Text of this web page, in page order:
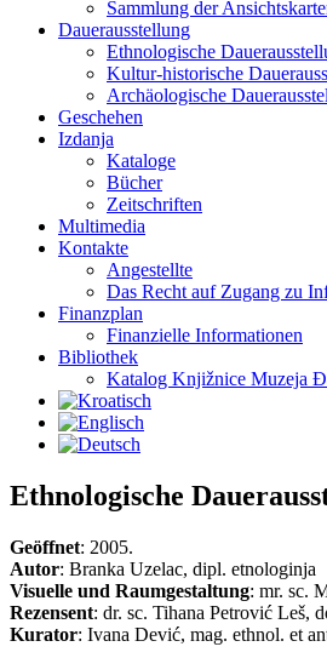
Sammlung der
Dauerausstellung
Ethnologische
Kultur-historische
Archäologische
Geschehen
Izdanja
Kataloge
Bücher
Zeitschriften
Multimedia
Kontakte
Angestellte
Das Recht auf Zugang zu
Finanzplan
Finanzielle Informationen
Bibliothek
Katalog Knjižnice Muzeja
Ethnologische
Geöffnet: 2005.
Autor: Branka Uzelac, dipl. etnologinja
Visuelle und Raumgestaltung: mr. sc.
Rezensent: dr. sc. Tihana Petrović Leš,
Kurator: Ivana Dević, mag. ethnol. et